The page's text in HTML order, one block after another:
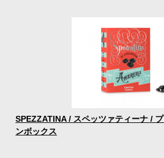
SPEZZATINA / スペッツァティーナ /
ンボックス